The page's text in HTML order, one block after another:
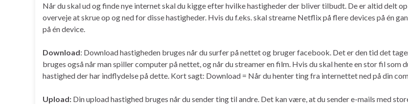
Når du skal ud og finde nye internet skal du kigge efter hvilke hastigheder der bliver tilbudt. De er altid delt
overveje at skrue op og ned for disse hastigheder. Hvis du f.eks. skal streame Netflix på flere devices på én
på én device.
Download: Download hastigheden bruges når du surfer på nettet og bruger facebook. Det er den tid det
bruges også når man spiller computer på nettet, og når du streamer en film. Hvis du skal hente en stor fil
hastighed der har indflydelse på dette. Kort sagt: Download = Når du henter ting fra internettet ned på din
Upload: Din upload hastighed bruges når du sender ting til andre. Det kan være, at du sender e-mails med